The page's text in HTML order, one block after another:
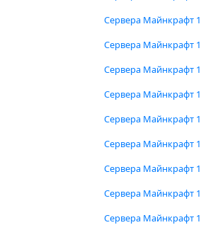
Сервера Майнкрафт
Сервера Майнкрафт
Сервера Майнкрафт
Сервера Майнкрафт
Сервера Майнкрафт
Сервера Майнкрафт
Сервера Майнкрафт
Сервера Майнкрафт
Сервера Майнкрафт